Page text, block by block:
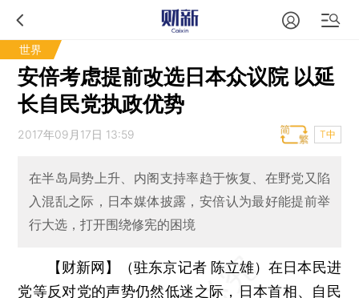
世界
安倍考虑提前改选日本众议院 以延
长自民党执政优势
2017年09月17日 13:59 T中
在半岛局势上升、内阁支持率趋于恢复、在野党又陷
入混乱之际，日本媒体披露，安倍认为最好能提前举
行大选，打开围绕修宪的困境
【财新网】（驻东京记者 陈立雄）在日本民进
党等反对党的声势仍然低迷之际，日本首相、自民